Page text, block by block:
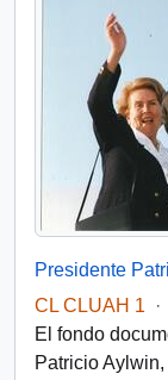
Presidente
CL CLUAH 1
·
El fondo
Patricio